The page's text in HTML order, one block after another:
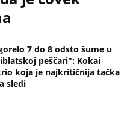
7 do 8 odsto šume u
peščari": Kokai
koja je najkritičnija tačka
sledi